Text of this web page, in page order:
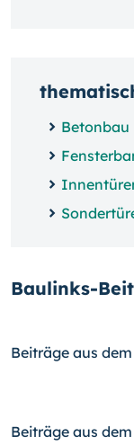
Betonbau
Baulinks-
Beiträge aus
Beiträge aus